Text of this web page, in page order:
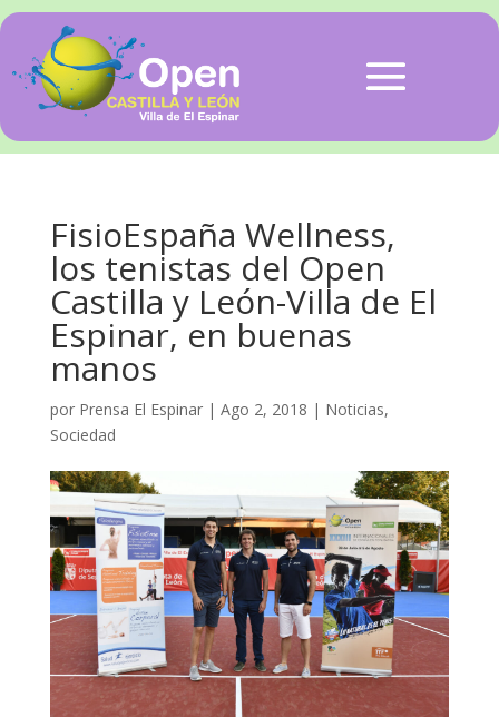
FisioEspaña Wellness,
los tenistas del Open
Castilla y León-Villa de El
Espinar, en buenas
manos
por Prensa El Espinar| Ago 2, 2018 | Noticias,
Sociedad